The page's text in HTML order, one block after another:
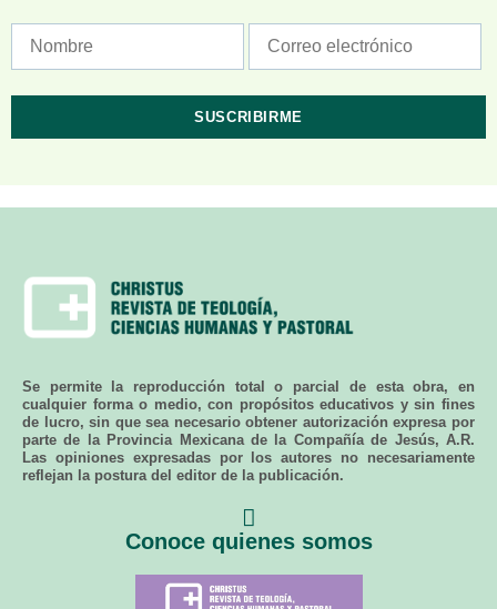
Se permite la reproducción total o parcial de esta obra, en
cualquier forma o medio, con propósitos educativos y sin fines
de lucro, sin que sea necesario obtener autorización expresa por
parte de la Provincia Mexicana de la Compañía de Jesús, A.R.
Las opiniones expresadas por los autores no necesariamente
reflejan la postura del editor de la publicación.
Conoce quienes somos